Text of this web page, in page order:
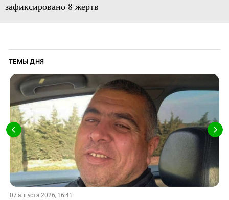
зафиксировано 8 жертв
ТЕМЫ ДНЯ
07 августа 2026, 16:41